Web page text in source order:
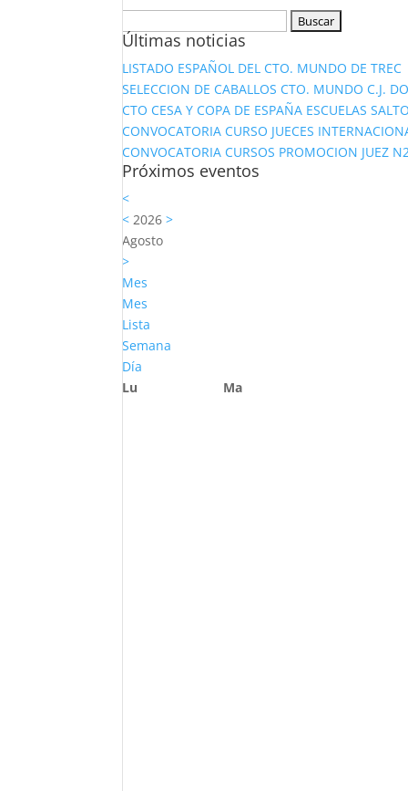
Últimas noticias
LISTADO ESPAÑOL DEL CTO. MUNDO DE TREC
SELECCION DE CABALLOS CTO. MUNDO C.J.
CTO CESA Y COPA DE ESPAÑA ESCUELAS
CONVOCATORIA CURSO JUECES
CONVOCATORIA CURSOS PROMOCION JUEZ
Próximos eventos
<
< 2026>
Agosto
>
Mes
Mes
Lista
Semana
Día
Lu
Ma